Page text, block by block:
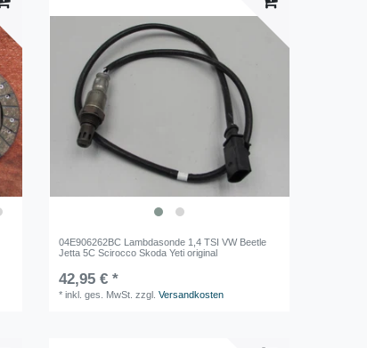
04E906262BC Lambdasonde 1,4 TSI VW Beetle
Jetta 5C Scirocco Skoda Yeti original
42,95 € *
*inkl. ges. MwSt. zzgl.Versandkosten